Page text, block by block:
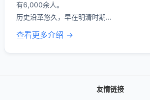
有6,000余人。
历史沿革悠久，早在明清时期...
查看更多介绍 →
友情链接